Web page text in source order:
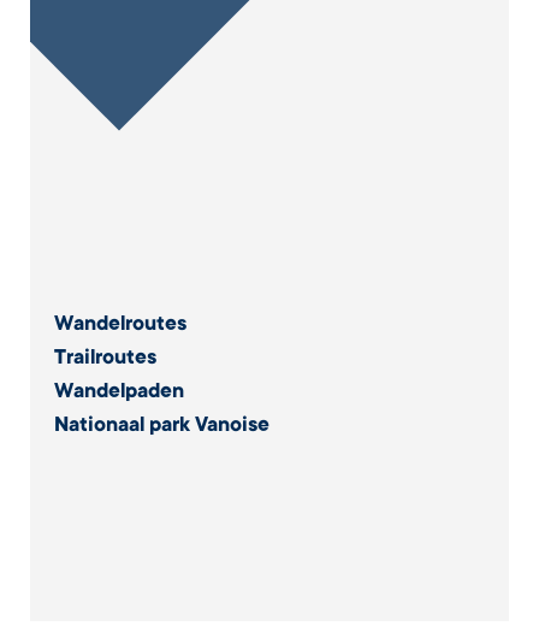
Wandelroutes
Trailroutes
Wandelpaden
Nationaal park Vanoise